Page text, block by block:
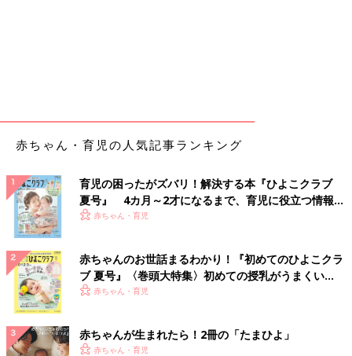
赤ちゃん・育児の人気記事ランキング
育児の困ったがズバリ！解決する本『ひよこクラブ
夏号』 4カ月～2才になるまで、育児に役立つ情報が
いっぱい！
赤ちゃん・育児
赤ちゃんのお世話まるわかり！『初めてのひよこクラ
ブ 夏号』〈巻頭大特集〉初めての授乳がうまくい
く！ おっぱい・ミルクの基本と夏のトラブル 解決テ
赤ちゃん・育児
赤ちゃんが生まれたら！2冊の「たまひよ」
赤ちゃん・育児